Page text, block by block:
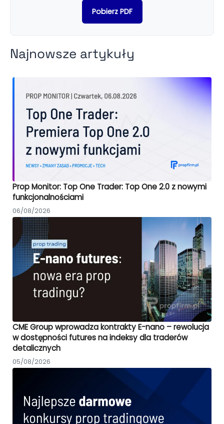
Pobierz PDF
Najnowsze artykuły
Prop Monitor: Top One Trader: Top One 2.0 z nowymi
funkcjonalnościami
06/08/2026
CME Group wprowadza kontrakty E-nano – rewolucja
w dostępności futures na indeksy dla traderów
detalicznych
05/08/2026